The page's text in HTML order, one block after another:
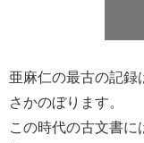
亜麻仁の最古の記録
さかのぼります。
この時代の古文書